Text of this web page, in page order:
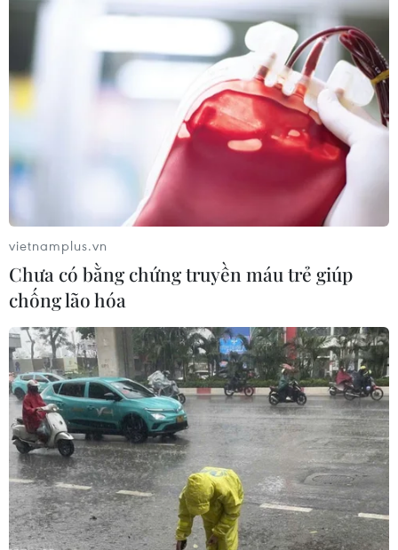
Hàn Quốc ghi nhận 1/10 số ca nhiễm mới
là người nước ngoài
19/08/2021 09:38
Theo Cơ quan Kiểm soát và Phòng ngừa dịch bệnh Hàn
Quốc, tỷ lệ người nước ngoài mắc COVID-19 ở Hàn
Quốc đã tăng từ mức 7,7% vào đầu tháng 5 và 8,8%
Dịch COVID-19: Hàn Quốc kéo dài lệnh
vietnamplus.vn
Chưa có bằng chứng truyền máu trẻ giúp
chống lão hóa